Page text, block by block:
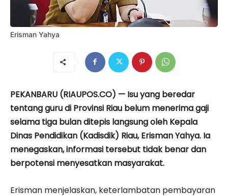
Erisman Yahya
PEKANBARU (RIAUPOS.CO) — Isu yang beredar
tentang guru di Provinsi Riau belum menerima gaji
selama tiga bulan ditepis langsung oleh Kepala
Dinas Pendidikan (Kadisdik) Riau, Erisman Yahya. Ia
menegaskan, informasi tersebut tidak benar dan
berpotensi menyesatkan masyarakat.
Erisman menjelaskan, keterlambatan pembayaran